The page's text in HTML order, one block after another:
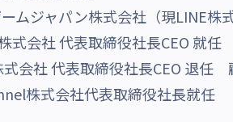
ムジャパン株式会社（現LINE株
会社 代表取締役社長CEO 就任
会社 代表取締役社長CEO 退任
株式会社代表取締役社長就任